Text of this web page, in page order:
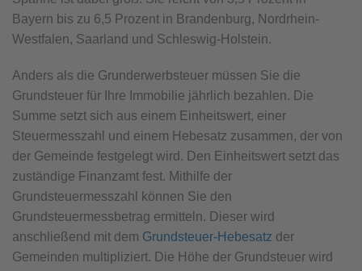
Bayern bis zu 6,5 Prozent in Brandenburg, Nordrhein-
Westfalen, Saarland und Schleswig-Holstein.
Anders als die Grunderwerbsteuer müssen Sie die
Grundsteuer für Ihre Immobilie jährlich bezahlen. Die
Summe setzt sich aus einem Einheitswert, einer
Steuermesszahl und einem Hebesatz zusammen, der von
der Gemeinde festgelegt wird. Den Einheitswert setzt das
zuständige Finanzamt fest. Mithilfe der
Grundsteuermesszahl können Sie den
Grundsteuermessbetrag ermitteln. Dieser wird
anschließend mit dem Grundsteuer-Hebesatz der
Gemeinden multipliziert. Die Höhe der Grundsteuer wird